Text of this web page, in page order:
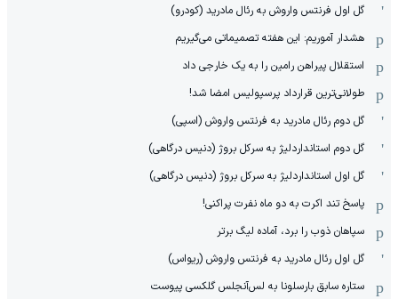
گل اول فرنتس واروش به رئال مادرید (کودرو)
هشدار آموریم: این هفته تصمیماتی می‌گیریم
استقلال پیراهن رامین را به یک خارجی داد
طولانی‌ترین قرارداد پرسپولیس امضا شد!
گل دوم رئال مادرید به فرنتس واروش (اسپی)
گل دوم استانداردلیژ به سرکل بروژ (دنیس درگاهی)
گل اول استانداردلیژ به سرکل بروژ (دنیس درگاهی)
پاسخ تند اکرت به دو ماه نفرت پراکنی!
سپاهان ذوب را برد، آماده لیگ برتر
گل اول رئال مادرید به فرنتس واروش (ریواس)
ستاره سابق بارسلونا به لس‌آنجلس گلکسی پیوست